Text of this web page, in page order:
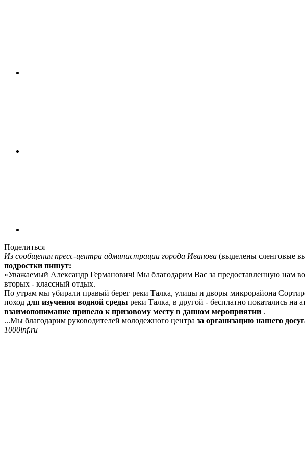
Поделиться
Из сообщения пресс-центра администрации города Иванова (выделены сленговые
подростки пишут:
«Уважаемый Александр Германович! Мы благодарим Вас за предоставленную нам
вторых - классный отдых.
По утрам мы убирали правый берег реки Талка, улицы и дворы микрорайона
поход для изучения водной среды реки Талка, в другой - бесплатно покатались на
взаимопонимание привело к призовому месту в данном мероприятии .
...Мы благодарим руководителей молодежного центра за организацию нашего
1000inf.ru